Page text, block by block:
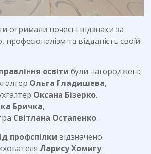
отримали почесні відзнаки за
та відданість своїй
освіти були нагороджені:
Ольга Гладишева,
Оксана Бізерко,
Бричка,
Світлана Остапенко.
профспілки відзначено
Ларису Хомигу.